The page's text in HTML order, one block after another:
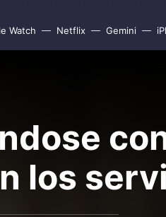
Watch Netflix Gemini
los